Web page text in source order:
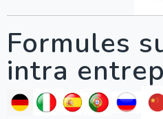
Formules
intra